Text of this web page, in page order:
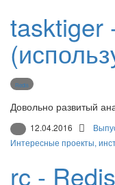
tasktiger
Redis
Довольно развитый
12.04.2016
Интересные проекты,
rc -